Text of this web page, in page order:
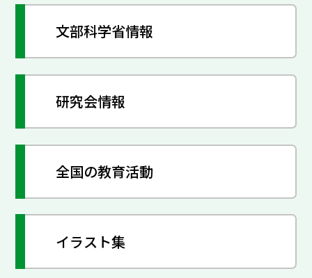
文部科学省情報
研究会情報
全国の教育活動
イラスト集